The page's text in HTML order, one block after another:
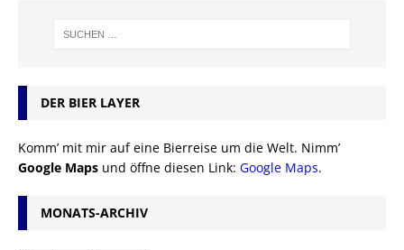
DER BIER LAYER
Komm’ mit mir auf eine Bierreise um die Welt. Nimm’
Google Maps und öffne diesen Link: Google Maps.
MONATS-ARCHIV